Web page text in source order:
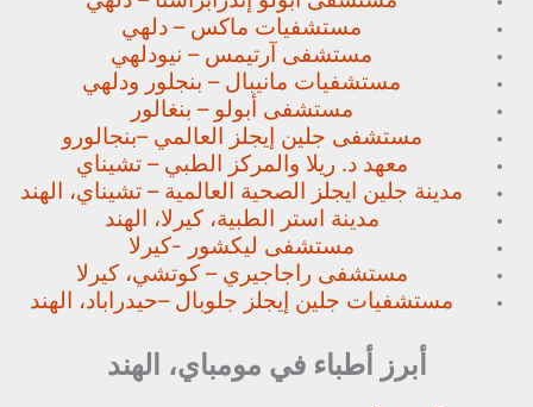
مستشفيات ماكس – دلهي
مستشفى آرتيمس – نيودلهي
مستشفيات مانيبال – بنجلور ودلهي
مستشفى أبولو – بنغالور
مستشفى جلين إيجلز العالمي –بنجالورو
معهد د. ريلا والمركز الطبي – تشيناي
مدينة جلين ايجلز الصحية العالمية – تشيناي، الهند
مدينة استر الطبية، كيرلا، الهند
مستشفى ليكشور -كيرلا
مستشفى راجاجيري – كوتشي، كيرلا
مستشفيات جلين إيجلز جلوبال –حيدراباد، الهند
أبرز أطباء في مومباي، الهند